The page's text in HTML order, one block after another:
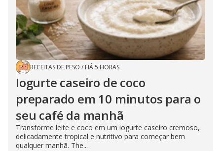
RECEITAS DE PESO / HÁ 5 HORAS
Iogurte caseiro de coco
preparado em 10 minutos para o
seu café da manhã
Transforme leite e coco em um iogurte caseiro cremoso,
delicadamente tropical e nutritivo para começar bem
qualquer manhã. The...